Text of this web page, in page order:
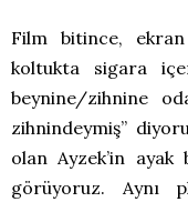
Film bitince,
koltukta sigara
beynine/zihnine
zihnindeymiş”
olan Ayzek’in ayak
görüyoruz. Aynı